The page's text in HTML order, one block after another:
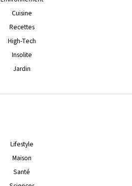
Cuisine
Recettes
High-Tech
Insolite
Jardin
Lifestyle
Maison
Santé